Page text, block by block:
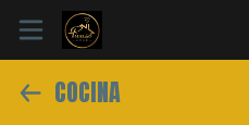
Inicio
COCINA